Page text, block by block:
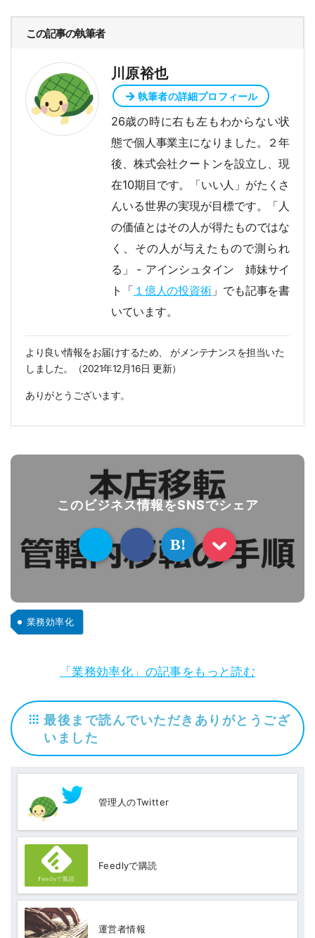
この記事の執筆者
川原裕也
執筆者の詳細プロフィール
26歳の時に右も左もわからない状
態で個人事業主になりました。２年
後、株式会社クートンを設立し、現
在10期目です。「いい人」がたくさ
んいる世界の実現が目標です。「人
の価値とはその人が得たものではな
く、その人が与えたもので測られ
る」 - アインシュタイン 姉妹サイ
ト「 １億人の投資術」でも記事を書
いています。
より良い情報をお届けするため、
がメンテナンスを担当いた
しました。（2021年12月16日 更新）
ありがとうございます。
このビジネス情報をSNSでシェア
B!
業務効率化
「業務効率化」の記事をもっと読む
最後まで読んでいただきありがとうござ
いました
管理人のTwitter
Feedlyで購読
運営者情報